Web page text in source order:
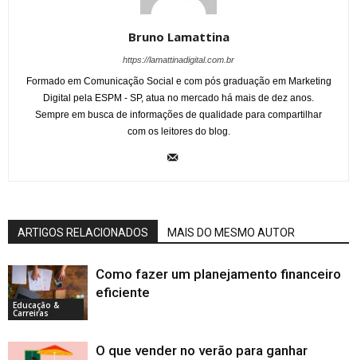
Bruno Lamattina
https://lamattinadigital.com.br
Formado em Comunicação Social e com pós graduação em Marketing
Digital pela ESPM - SP, atua no mercado há mais de dez anos.
Sempre em busca de informações de qualidade para compartilhar
com os leitores do blog.
ARTIGOS RELACIONADOS MAIS DO MESMO AUTOR
Educação &
Carreiras
Como fazer um planejamento financeiro
eficiente
O que vender no verão para ganhar